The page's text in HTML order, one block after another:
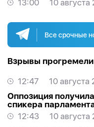
13:00
10 августа
Все срочные
Взрывы
12:47
10 августа
Оппозиция
спикера
12:43
10 августа